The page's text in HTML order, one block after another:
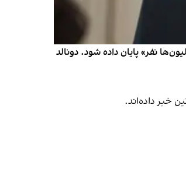
نفر» پایان داده شود. دونالد